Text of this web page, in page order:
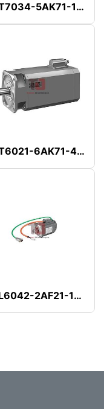
1FT7034-5AK71-1CG2
1FT6021-6AK71-4AG2
1FL6042-2AF21-1AA1